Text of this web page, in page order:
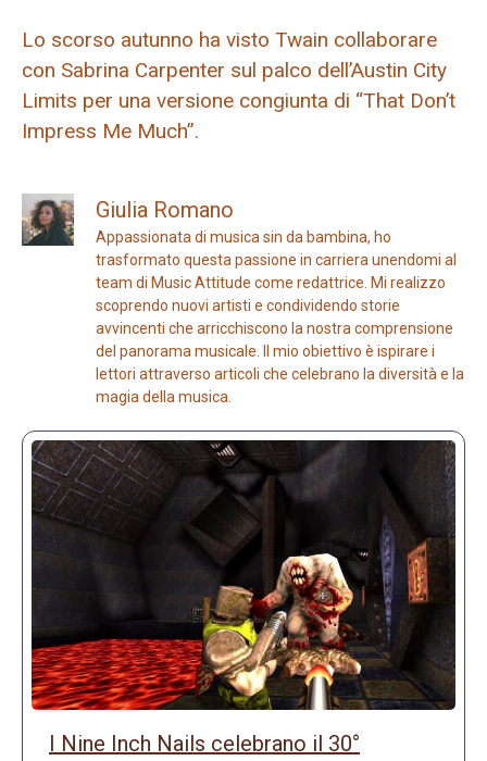
Lo scorso autunno ha visto Twain collaborare
con Sabrina Carpenter sul palco dell’Austin City
Limits per una versione congiunta di “That Don’t
Impress Me Much”.
Giulia Romano
Appassionata di musica sin da bambina, ho
trasformato questa passione in carriera unendomi al
team di Music Attitude come redattrice. Mi realizzo
scoprendo nuovi artisti e condividendo storie
avvincenti che arricchiscono la nostra comprensione
del panorama musicale. Il mio obiettivo è ispirare i
lettori attraverso articoli che celebrano la diversità e la
magia della musica.
I Nine Inch Nails celebrano il 30°